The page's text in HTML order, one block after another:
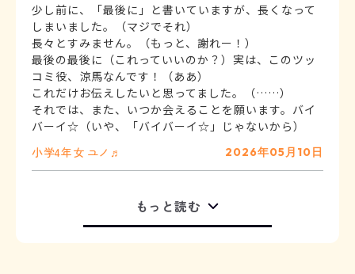
少し前に、「最後に」と書いていますが、長くなって
しまいました。（マジでそれ）
長々とすみません。（もっと、謝れー！）
最後の最後に（これっていいのか？）実は、このツッ
コミ役、涼馬なんです！（ああ）
これだけお伝えしたいと思ってました。（……）
それでは、また、いつか会えることを願います。バイ
小学4年女 ユノ♬ 2026年05月10日
もっと読む